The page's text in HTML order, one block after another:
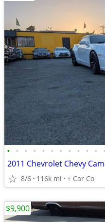
• • • • • • • • • • • •
2011 Chevrolet Chevy
8/6 116k mi + Car Co
$9,900